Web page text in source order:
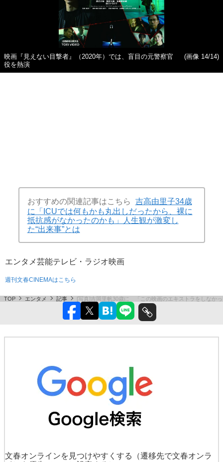
映画『見えない目撃者』（2020年）では、盲目の元警察官
役を熱演
(画像 14/14)
おすすめの関連記事はこちら
吉高由里子34歳
に「ICUでは何もかも丸出しだったから、裸に
抵抗感がなかったのかも」人生観が激変し
た“出来事”とは
エンタメ芸能テレビ・ラジオ映画
週刊文春CINEMAはこちら
TOP エンタメ 記事 [写真]吉岡里帆30歳に 「この映画のエキストラをしなか
文春オンラインを見つけやすくする
（遷移先で文春オンラ